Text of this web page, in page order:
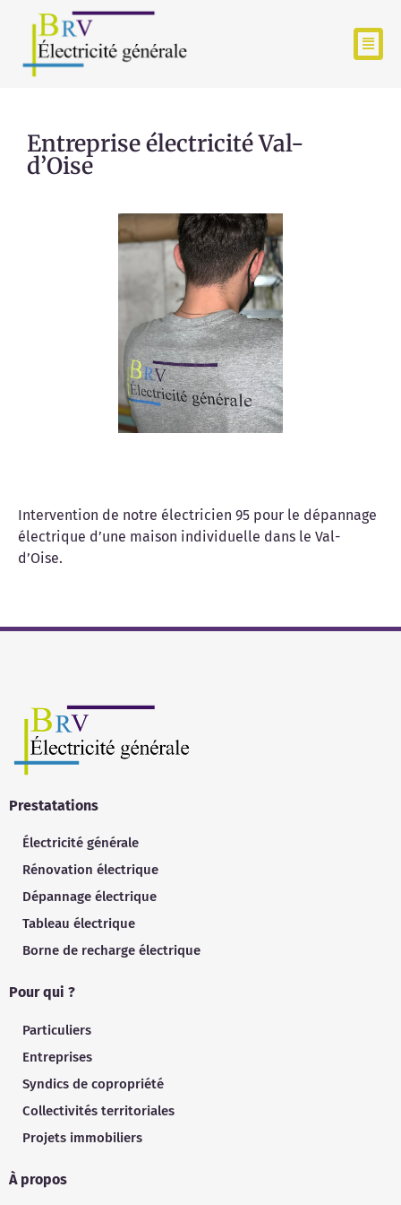
Entreprise électricité Val-
d’Oise
Intervention de notre électricien 95 pour le dépannage
électrique d’une maison individuelle dans le Val-
d’Oise.
Prestatations
Électricité générale
Rénovation électrique
Dépannage électrique
Tableau électrique
Borne de recharge électrique
Pour qui ?
Particuliers
Entreprises
Syndics de copropriété
Collectivités territoriales
Projets immobiliers
À propos